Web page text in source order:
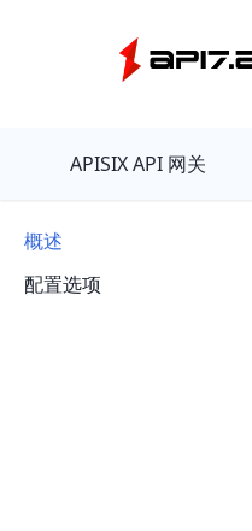
APISIX API 网关
概述
配置选项